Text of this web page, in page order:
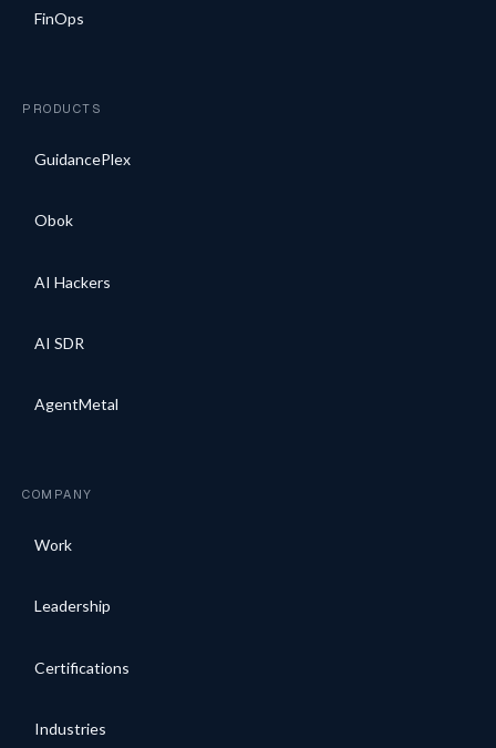
FinOps
PRODUCTS
GuidancePlex
Obok
AI Hackers
AI SDR
AgentMetal
COMPANY
Work
Leadership
Certifications
Industries